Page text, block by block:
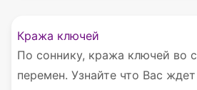
Кража ключей
По соннику, кража ключей во
перемен. Узнайте что Вас